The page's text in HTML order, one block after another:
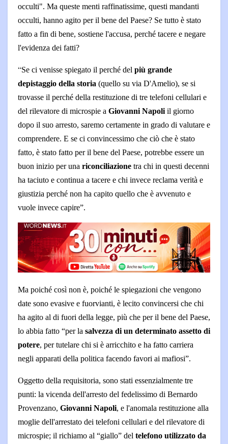
occulti". Ma queste menti raffinatissime, questi mandanti
occulti, hanno agito per il bene del Paese? Se tutto è stato
fatto a fin di bene, sostiene l'accusa, perché tacere e negare
l'evidenza dei fatti?
“Se ci venisse spiegato il perché del più grande
depistaggio della storia (quello su via D'Amelio), se si
trovasse il perché della restituzione di tre telefoni cellulari e
del rilevatore di microspie a Giovanni Napoli il giorno
dopo il suo arresto, saremo certamente in grado di valutare e
comprendere. E se ci convincessimo che ciò che è stato
fatto, è stato fatto per il bene del Paese, potrebbe essere un
buon inizio per una riconciliazione tra chi in questi decenni
ha taciuto e continua a tacere e chi invece reclama verità e
giustizia perché non ha capito quello che è avvenuto e
vuole invece capire”.
Ma poiché così non è, poiché le spiegazioni che vengono
date sono evasive e fuorvianti, è lecito convincersi che chi
ha agito al di fuori della legge, più che per il bene del Paese,
lo abbia fatto “per la salvezza di un determinato assetto di
potere, per tutelare chi si è arricchito e ha fatto carriera
negli apparati della politica facendo favori ai mafiosi”.
Oggetto della requisitoria, sono stati essenzialmente tre
punti: la vicenda dell'arresto del fedelissimo di Bernardo
Provenzano, Giovanni Napoli, e l'anomala restituzione alla
moglie dell'arrestato dei telefoni cellulari e del rilevatore di
microspie; il richiamo al “giallo” del telefono utilizzato da